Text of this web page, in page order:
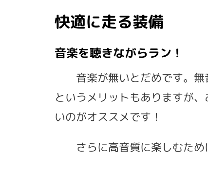
快適に走る装備
音楽を聴きながらラン！
音楽が無いとだめです。無
というメリットもありますが、
いのがオススメです！
さらに高音質に楽しむた